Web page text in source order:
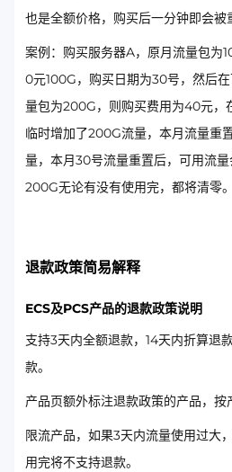
也是全额价格，购买后一分钟即会被
案例：购买服务器A，原月流量包为
0元100G，购买日期为30号，然后
量包为200G，则购买费用为40元，
临时增加了200G流量，本月流量重
量，本月30号流量重置后，可用流
200G无论有没有使用完，都将清零。
退款政策简易解释
ECS及PCS产品的退款政策说明
支持3天内全额退款，14天内折算退
款。
产品页额外标注退款政策的产品，按
限流产品，如果3天内流量使用过大
用完将不支持退款。